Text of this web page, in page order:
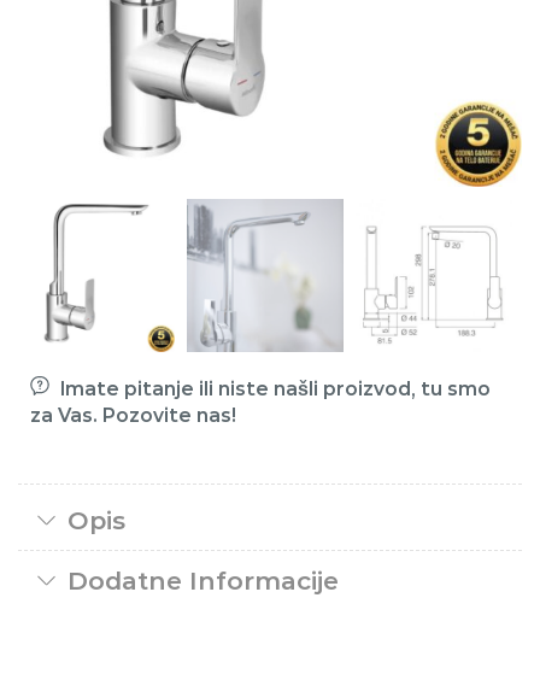
Imate pitanje ili niste našli proizvod, tu smo
za Vas. Pozovite nas!
Opis
Dodatne Informacije